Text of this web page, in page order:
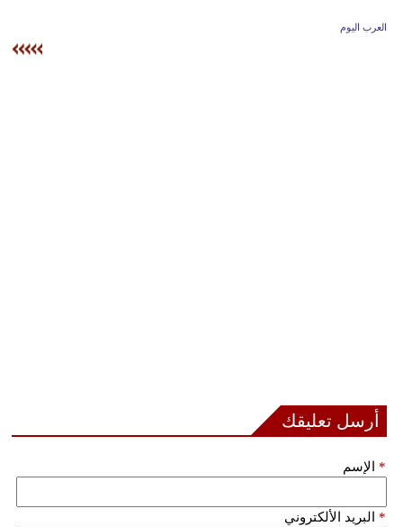
أبراج
فيديو
العرب اليوم
أرسل تعليقك
الإسم *
البريد الألكتروني *